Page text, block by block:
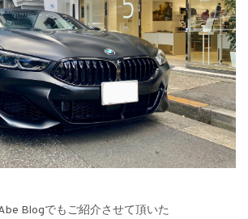
Blogでもご紹介させて頂いた